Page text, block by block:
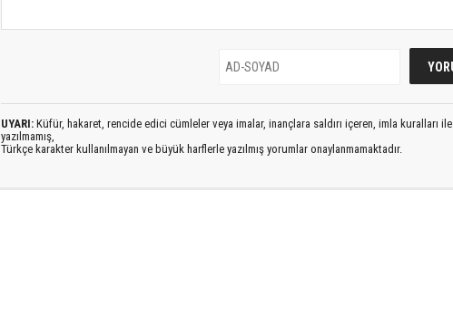
UYARI: Küfür, hakaret, rencide edici cümleler veya imalar, inançlara saldırı içeren, imla kuralları ile
yazılmamış,
Türkçe karakter kullanılmayan ve büyük harflerle yazılmış yorumlar onaylanmamaktadır.